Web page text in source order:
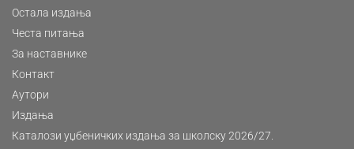
Остала издања
Честа питања
За наставнике
Контакт
Аутори
Издања
Каталози уџбеничких издања за школску 2026/27.